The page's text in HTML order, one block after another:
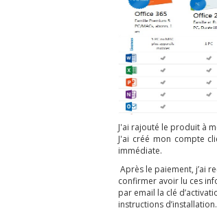
J'ai rajouté le produit à
J'ai créé mon compte
immédiate.
Après le paiement, j’ai
confirmer avoir lu ces
par email la clé
instructions d’installation.